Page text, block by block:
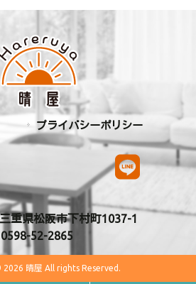
プライバシーポリシー
重県松阪市下村町1037-1
0598-52-2865
晴屋 All rights Reserved.